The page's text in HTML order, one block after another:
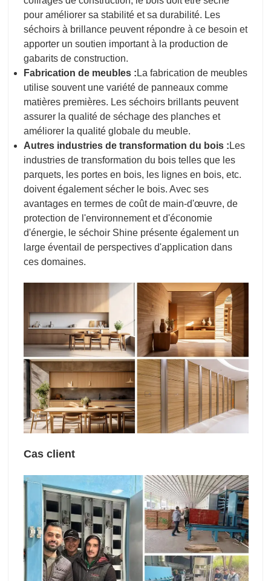
pour améliorer sa stabilité et sa durabilité. Les
séchoirs à brillance peuvent répondre à ce besoin et
apporter un soutien important à la production de
gabarits de construction.
Fabrication de meubles :La fabrication de meubles
utilise souvent une variété de panneaux comme
matières premières. Les séchoirs brillants peuvent
assurer la qualité de séchage des planches et
améliorer la qualité globale du meuble.
Autres industries de transformation du bois :Les
industries de transformation du bois telles que les
parquets, les portes en bois, les lignes en bois, etc.
doivent également sécher le bois. Avec ses
avantages en termes de coût de main-d'œuvre, de
protection de l'environnement et d'économie
d'énergie, le séchoir Shine présente également un
large éventail de perspectives d'application dans
ces domaines.
Cas client